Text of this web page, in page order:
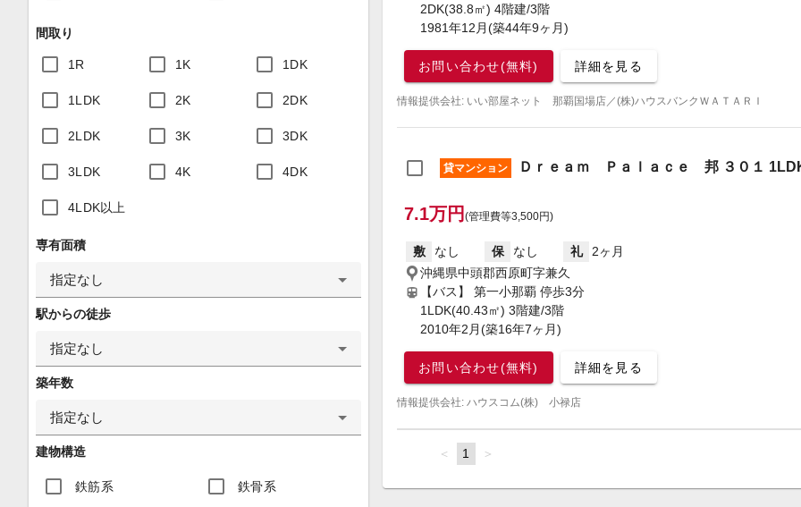
間取り
1R 1K 1DK
1LDK 2K 2DK
2LDK 3K 3DK
3LDK 4K 4DK
4LDK以上
専有面積
指定なし
駅からの徒歩
指定なし
築年数
指定なし
建物構造
鉄筋系 鉄骨系
2DK(38.8㎡) 4階建/3階
1981年12月(築44年9ヶ月)
お問い合わせ(無料) 詳細を見る
情報提供会社: いい部屋ネット 那覇国場店／(株)ハウスバンクＷＡＴＡＲＩ
貸マンション Ｄｒｅａｍ Ｐａｌａｃｅ 邦 ３０１
7.1万円 (管理費等3,500円)
敷 なし 保 なし 礼
2ヶ月
沖縄県中頭郡西原町字兼久
【バス】 第一小那覇 停歩3分
1LDK(40.43㎡) 3階建/3階
2010年2月(築16年7ヶ月)
お問い合わせ(無料) 詳細を見る
情報提供会社: ハウスコム(株) 小禄店
page
You're
page
1 page